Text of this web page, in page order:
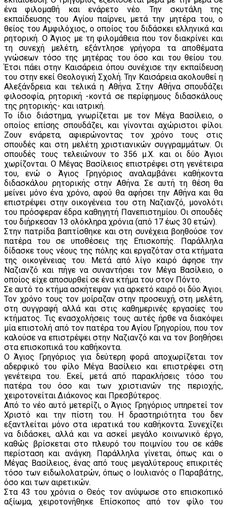
ένα φιλομαθή και ενάρετο νέο. Την σκυτάλη της
εκπαίδευσης του Αγίου παίρνει, μετά την μητέρα του, ο
θείος του Αμφιλόχιος, ο οποίος του διδάσκει ελληνικά και
ρητορική. Ο Άγιος με τη φιλομάθεια που τον διακρίνει και
τη συνεχή μελέτη, εξάντλησε γρήγορα τα αποθέματα
γνώσεων τόσο της μητέρας του όσο και του θείου του.
Έτσι πάει στην Καισάρεια όπου συνέχισε την εκπαίδευση
του στην εκεί Θεολογική Σχολή. Την Καισάρεια ακολουθεί η
Αλεξάνδρεια και τελικά η Αθήνα. Στην Αθήνα σπουδάζει
φιλοσοφία, ρητορική -κοντά σε περίφημους διδασκάλους
της ρητορικής- και ιατρική.
Το ίδιο διάστημα, γνωρίζεται με τον Μέγα Βασίλειο, ο
οποίος επίσης σπουδάζει, και γίνονται αχώριστοι φίλοι.
Ζουν ενάρετα, αφιερώνοντας τον χρόνο τους στις
σπουδές και στη μελέτη χριστιανικών συγγραμμάτων. Οι
σπουδές τους τελειώνουν το 356 μ.Χ. και οι δύο Άγιοι
χωρίζονται. Ο Μέγας Βασίλειος επιστρέφει στη γενέτειρα
του, ενώ ο Άγιος Γρηγόριος αναλαμβάνει καθήκοντα
διδασκάλου ρητορικής στην Αθήνα. Σε αυτή τη θέση θα
μείνει μόνο ένα χρόνο, αφού θα αφήσει την Αθήνα και θα
επιστρέψει στην οικογένεια του στη Ναζιανζό, μονολότι
του πρόσφεραν έδρα καθηγητή Πανεπιστημίου. Οι σπουδές
του διήρκεσαν 13 ολόκληρα χρόνια (από 17 έως 30 ετών).
Στην πατρίδα βαπτίσθηκε και στη συνέχεια βοηθούσε τον
πατέρα του σε υποθέσεις της Επισκοπής. Παράλληλα
δίδασκε τους νέους της πόλης και εργαζόταν στα κτήματα
της οικογένειας του. Μετά από λίγο καιρό άφησε την
Ναζιανζό και πήγε να συναντήσει τον Μέγα Βασίλειο, ο
οποίος είχε αποσυρθεί σε ένα κτήμα του στον Πόντο.
Σε αυτό το κτήμα ασκήτεψαν για αρκετό καιρό οι δύο Άγιοι.
Τον χρόνο τους τον μοίραζαν στην προσευχή, στη μελέτη,
στη συγγραφή αλλά και στις καθημερινές εργασίες του
κτήματος. Τις ενασχολήσεις τους αυτές ήρθε να διακόψει
μία επιστολή από τον πατέρα του Αγίου Γρηγορίου, που τον
καλούσε να επιστρέψει στην Ναζιανζό και να τον βοηθήσει
στα επισκοπικά του καθήκοντα.
Ο Άγιος Γρηγόριος για δεύτερη φορά αποχωρίζεται τον
αδερφικό του φίλο Μέγα Βασίλειο και επιστρέφει στη
γενέτειρα του. Εκεί, μετά από παρακλήσεις τόσο του
πατέρα του όσο και των χριστιανών της περιοχής,
χειροτονείται Διάκονος και Πρεσβύτερος.
Από το νέο αυτό μετερίζι, ο Άγιος Γρηγόριος υπηρετεί τον
Χριστό και την πίστη του. Η δραστηριότητα του δεν
εξαντλείται μόνο στα ιερατικά του καθήκοντα. Συνεχίζει
να διδάσκει, αλλά και να ασκεί μεγάλο κοινωνικό έργο,
καθώς βρίσκεται στο πλευρό του ποιμνίου του σε κάθε
περίσταση και ανάγκη. Παράλληλα γίνεται, όπως και ο
Μέγας Βασίλειος, ένας από τους μεγαλύτερους επικριτές
τόσο των ειδωλολατρών, όπως ο Ιουλιανός ο Παραβάτης,
όσο και των αιρετικών.
Στα 43 του χρόνια ο Θεός τον ανύψωσε στο επισκοπικό
αξίωμα, χειροτονήθηκε Επίσκοπος από τον φίλο του